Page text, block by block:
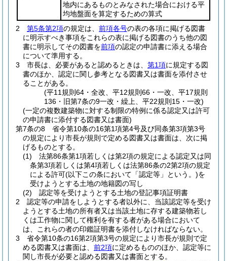
地内にあるものとみなされた場合における平
均地盤面を算定するための算式
2
第5条第2項の規定は、 前項各号の表の各項に掲げる図書
に明示すべき事項をこれらの表に掲げる図書のうち他の図
書に明示してその図書を前項の認定の申請書に添える場合
について準用する。
3
市長は、必要があると認めるときは、 第1項に規定する図
書のほか、認定に関し参考となる図書又は書面を添付させ
ることがある。
(平11規則64・全改、平12規則66・一改、平17規則
136・旧第7条の9一改・繰上、平22規則15・一改)
(一定の複数建築物に対する制限の特例に係る認定又は許可
の申請書に添付する図書又は書面)
第7条の8
省令第10条の16第1項第4号及び同条第3項第3号
の規定により市長が規則で定める図書又は書面は、次に掲
げるものとする。
(1)
法第86条第1項若しくは第2項の規定による認定又は同
条第3項若しくは第4項若しくは法第86条の2第2項の規定
による許可(以下この条において「認定等」という。)を
受けようとする土地の地籍図の写し
(2)
認定等を受けようとする土地の登記事項証明書
2
認定等の申請をしようとする者以外に、当該認定等を受け
ようとする土地の所有者又は当該土地に存する建築物若し
くは工作物に関して権利を有する者がある場合において
は、これらの者の印鑑証明書を添付しなければならない。
3
省令第10条の16第2項第3号の規定により市長が規則で定
める図書又は書面は、 前2項に定めるもののほか、認定等に
関し市長が必要と認める図書又は書面とする。